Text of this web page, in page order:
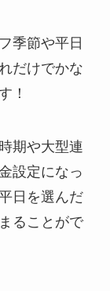
季節や平日
だけでかな
！
期や大型連
設定になっ
日を選んだ
ることがで